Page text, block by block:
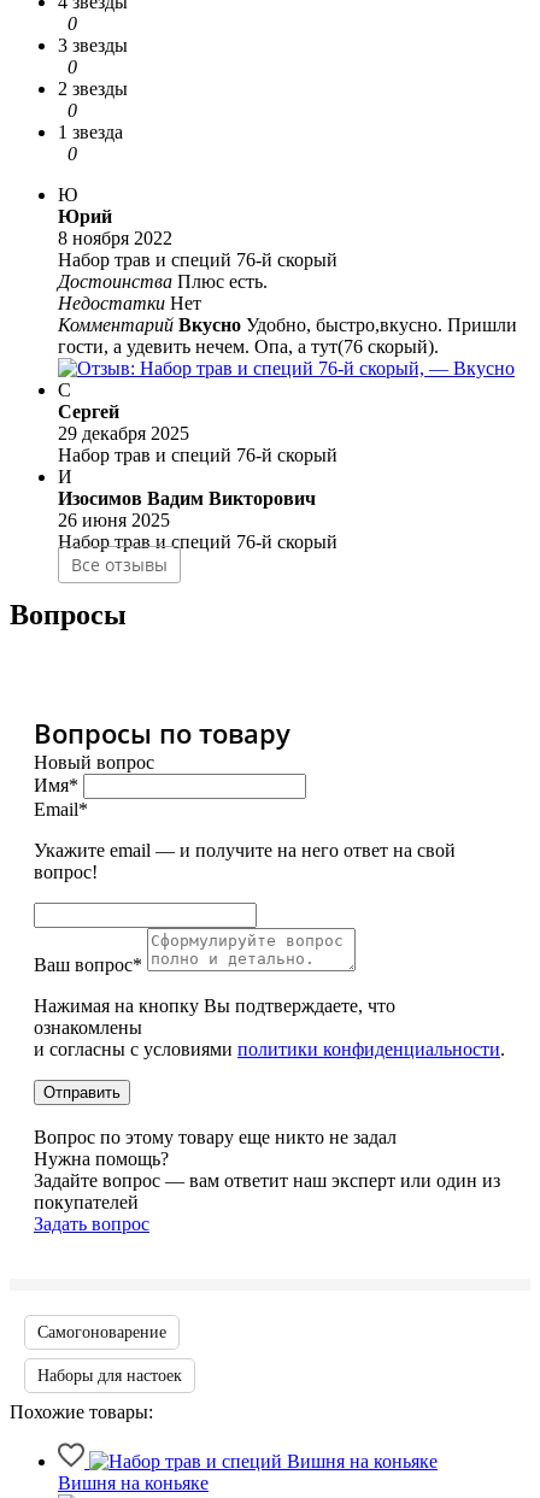
0
3 звезды
0
2 звезды
0
1 звезда
0
Ю
Юрий
8 ноября 2022
Набор трав и специй 76-й скорый
Достоинства Плюс есть.
Недостатки Нет
Комментарий Вкусно Удобно, быстро,вкусно. Пришли
гости, а удевить нечем. Опа, а тут(76 скорый).
С
Сергей
29 декабря 2025
Набор трав и специй 76-й скорый
И
Изосимов Вадим Викторович
26 июня 2025
Набор трав и специй 76-й скорый
Все отзывы
Вопросы
Вопросы по товару
Новый вопрос
Имя*
Email*
Укажите email — и получите на него ответ на свой
вопрос!
Ваш вопрос*
Нажимая на кнопку Вы подтверждаете, что
ознакомлены
и согласны с условиями политики конфиденциальности.
Вопрос по этому товару еще никто не задал
Нужна помощь?
Задайте вопрос — вам ответит наш эксперт или один из
покупателей
Задать вопрос
Самогоноварение
Наборы для настоек
Похожие товары:
Вишня на коньяке